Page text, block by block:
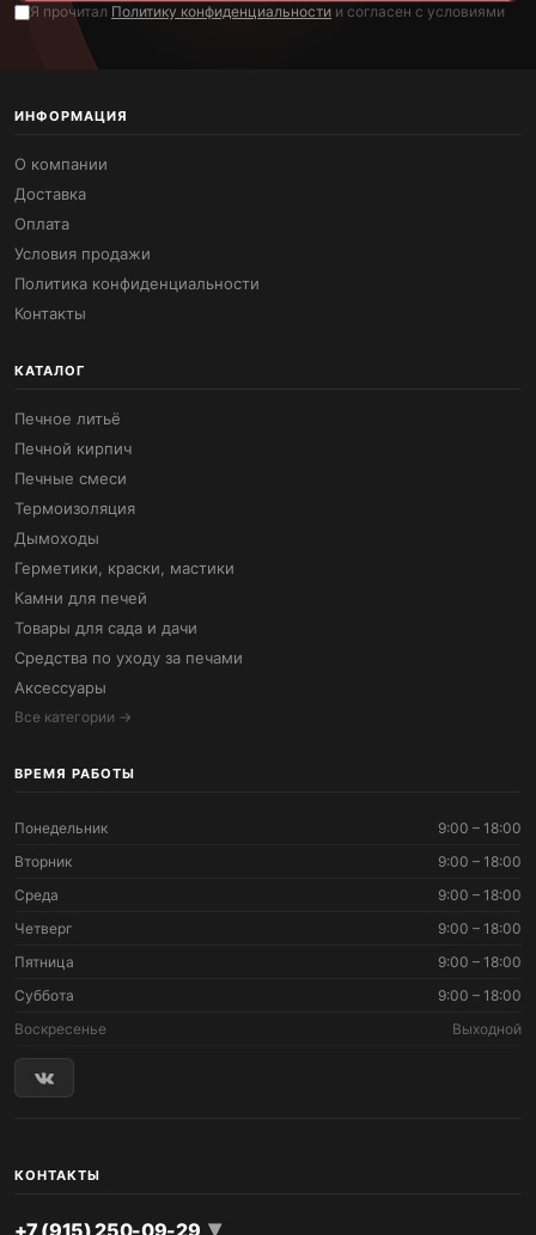
Я прочитал Политику конфиденциальности и согласен с условиями
ИНФОРМАЦИЯ
О компании
Доставка
Оплата
Условия продажи
Политика конфиденциальности
Контакты
КАТАЛОГ
Печное литьё
Печной кирпич
Печные смеси
Термоизоляция
Дымоходы
Герметики, краски, мастики
Камни для печей
Товары для сада и дачи
Средства по уходу за печами
Аксессуары
Все категории →
ВРЕМЯ РАБОТЫ
Понедельник
9:00 – 18:00
Вторник
9:00 – 18:00
Среда
9:00 – 18:00
Четверг
9:00 – 18:00
Пятница
9:00 – 18:00
Суббота
9:00 – 18:00
Воскресенье
Выходной
КОНТАКТЫ
▾